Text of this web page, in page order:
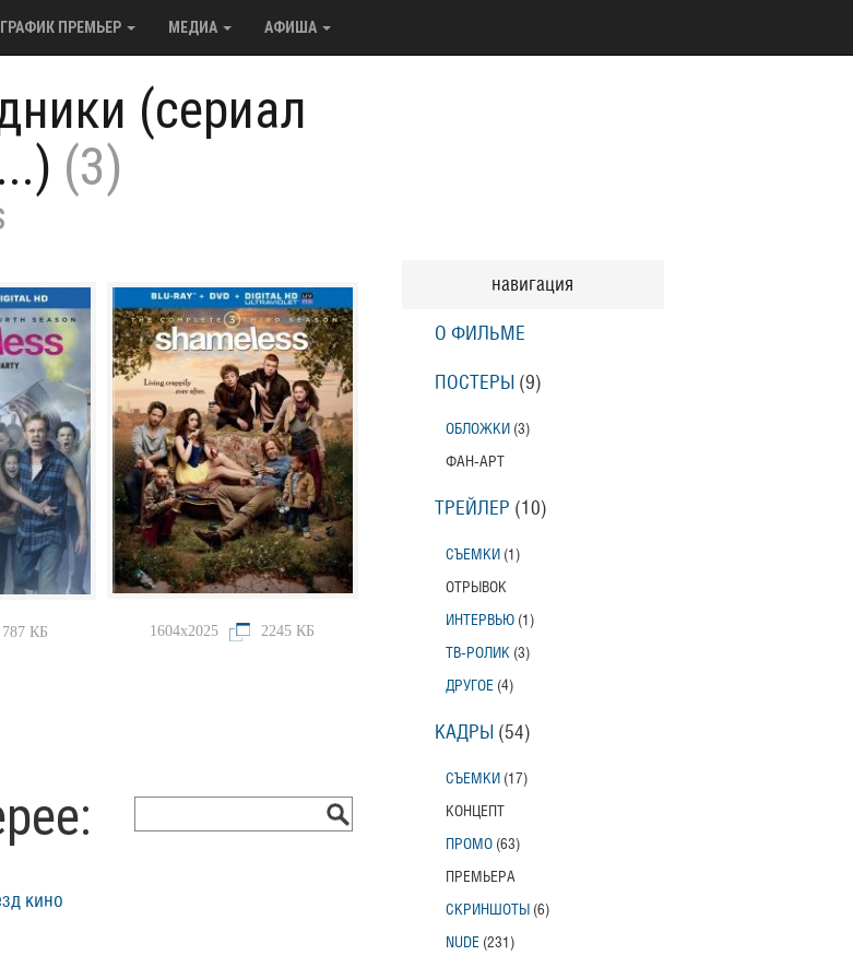
ГРАФИК ПРЕМЬЕР МЕДИА АФИША
(сериал
(3)
787 КБ 1604x2025 2245 КБ
кино
навигация
О ФИЛЬМЕ
ПОСТЕРЫ (9)
ОБЛОЖКИ (3)
ФАН-АРТ
ТРЕЙЛЕР (10)
СЪЕМКИ (1)
ОТРЫВОК
ИНТЕРВЬЮ (1)
ТВ-РОЛИК (3)
ДРУГОЕ (4)
КАДРЫ (54)
СЪЕМКИ (17)
КОНЦЕПТ
ПРОМО (63)
ПРЕМЬЕРА
СКРИНШОТЫ (6)
NUDE (231)